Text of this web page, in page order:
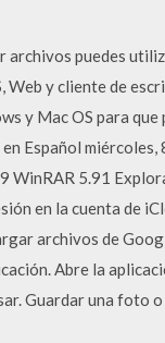
archivos puedes
Web y cliente de
y Mac OS para que
Español miércoles,
WinRAR 5.91
en la cuenta de
archivos de
Abre la
Guardar una foto